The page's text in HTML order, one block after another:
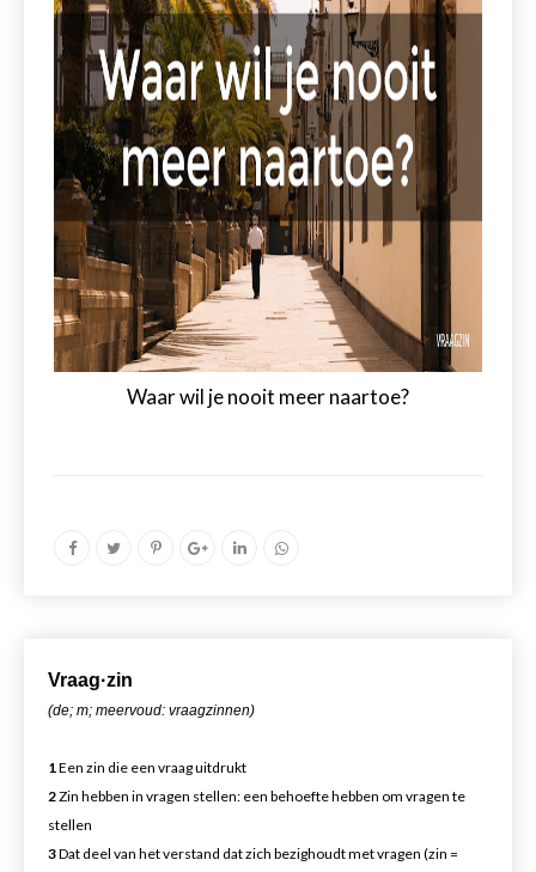
Waar wil je nooit meer naartoe?
Vraag·zin
(de; m; meervoud: vraagzinnen)
1Een zin die een vraag uitdrukt
2Zin hebben in vragen stellen: een behoefte hebben om vragen te
stellen
3Dat deel van het verstand dat zich bezighoudt met vragen (zin =